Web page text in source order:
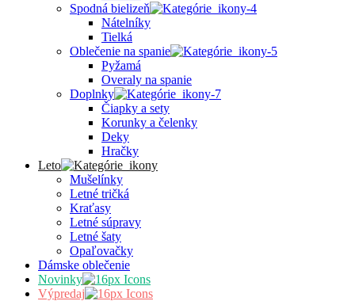
Spodná bielizeň
Nátelníky
Tielká
Oblečenie na spanie
Pyžamá
Overaly na spanie
Doplnky
Čiapky a sety
Korunky a čelenky
Deky
Hračky
Leto
Mušelínky
Letné tričká
Kraťasy
Letné súpravy
Letné šaty
Opaľovačky
Dámske oblečenie
Novinky
Výpredaj